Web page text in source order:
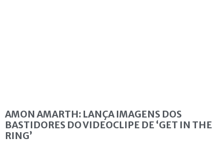
AMON AMARTH: LANÇA IMAGENS DOS
BASTIDORES DO VIDEOCLIPE DE ‘GET IN THE
RING’